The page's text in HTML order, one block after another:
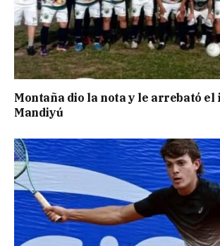
Montaña dio la nota y le arrebató el
Mandiyú